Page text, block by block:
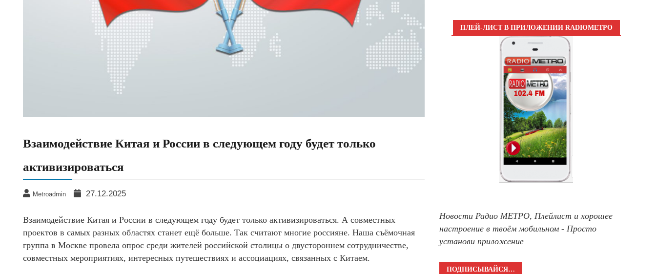
Взаимодействие Китая и России в следующем году будет только
активизироваться
Metroadmin 27.12.2025
Взаимодействие Китая и России в следующем году будет только активизироваться. А совместных
проектов в самых разных областях станет ещё больше. Так считают многие россияне. Наша съёмочная
группа в Москве провела опрос среди жителей российской столицы о двустороннем сотрудничестве,
совместных мероприятиях, интересных путешествиях и ассоциациях, связанных с Китаем.
ПЛЕЙ-ЛИСТ В ПРИЛОЖЕНИИ RADIOМЕТРО
Новости Радио МЕТРО, Плейлист и хорошее
настроение в твоём мобильном - Просто
установи приложение
ПОДПИСЫВАЙСЯ…